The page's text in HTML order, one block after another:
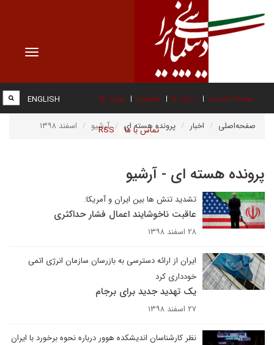
Toggle
صفحه نخست درباره ما عضویت پیوند ها
تماس با ما RSS
ENGLISH
صفحه‌اصلی اخبار پرونده هسته ای آرشیو اسفند ۱۳۹۸
پرونده هسته ای - آرشیو
تشدید تنش ها بین ایران و آمریکا:
عاقبت ناخوشایند اعمال فشار حداکثری
۲۸ اسفند ۱۳۹۸
ایران از ارائه دسترسی به بازرسان سازمان انرژی اتمی
خودداری کرد
یک تهدید جدید برای برجام
۲۷ اسفند ۱۳۹۸
نظر کارشناسان اندیشکده هوور درباره نحوه برخورد با ایران